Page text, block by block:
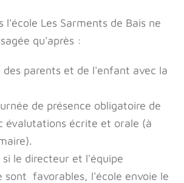
l'école Les Sarments de Bais ne
qu'après :
des parents et de l'enfant avec la
de présence obligatoire de
évalutations écrite et orale (à
si le directeur et l'équipe
sont favorables, l'école envoie le